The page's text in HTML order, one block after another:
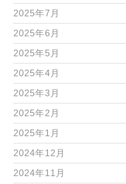
2025年7月
2025年6月
2025年5月
2025年4月
2025年3月
2025年2月
2025年1月
2024年12月
2024年11月